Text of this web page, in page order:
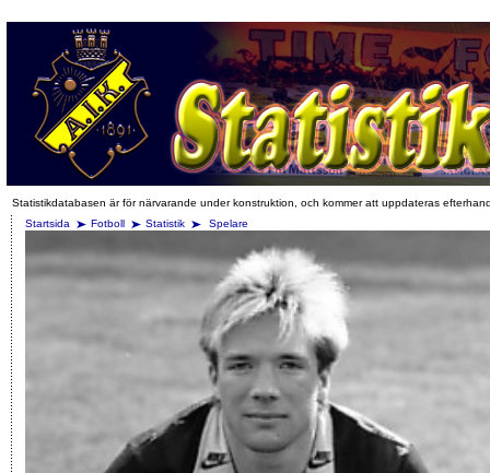
Statistikdatabasen är för närvarande under konstruktion, och kommer att uppdateras
Startsida
Fotboll Statistik Spelare